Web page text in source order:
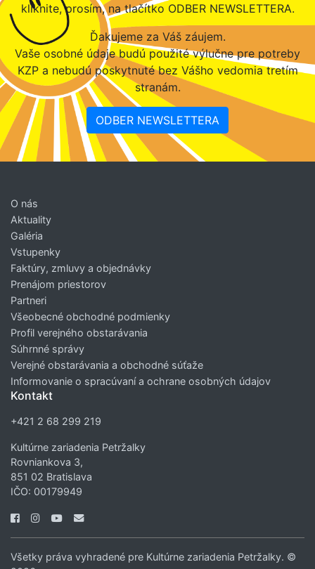
kliknite, prosím, na tlačítko ODBER NEWSLETTERA.
Ďakujeme za Váš záujem.
Vaše osobné údaje budú použité výlučne pre potreby
KZP a nebudú poskytnuté bez Vášho vedomia tretím
stranám.
ODBER NEWSLETTERA
O nás
Aktuality
Galéria
Vstupenky
Faktúry, zmluvy a objednávky
Prenájom priestorov
Partneri
Všeobecné obchodné podmienky
Profil verejného obstarávania
Súhrnné správy
Verejné obstarávania a obchodné súťaže
Informovanie o spracúvaní a ochrane osobných údajov
Kontakt
+421 2 68 299 219
Kultúrne zariadenia Petržalky
Rovniankova 3,
851 02 Bratislava
IČO: 00179949
Všetky práva vyhradené pre Kultúrne zariadenia Petržalky. ©